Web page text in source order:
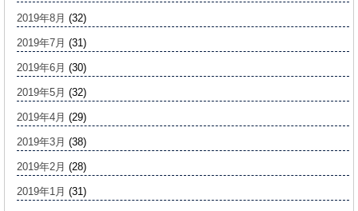
2019年8月 (32)
2019年7月 (31)
2019年6月 (30)
2019年5月 (32)
2019年4月 (29)
2019年3月 (38)
2019年2月 (28)
2019年1月 (31)